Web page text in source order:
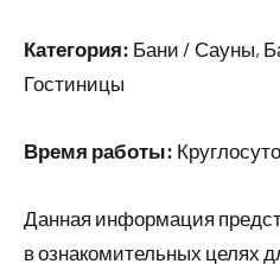
Категория: Бани / Сауны,
Гостиницы
Время работы:
Данная информация
в ознакомительных целях